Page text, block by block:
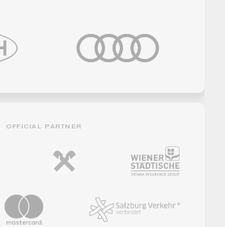
OFFICIAL PARTNER